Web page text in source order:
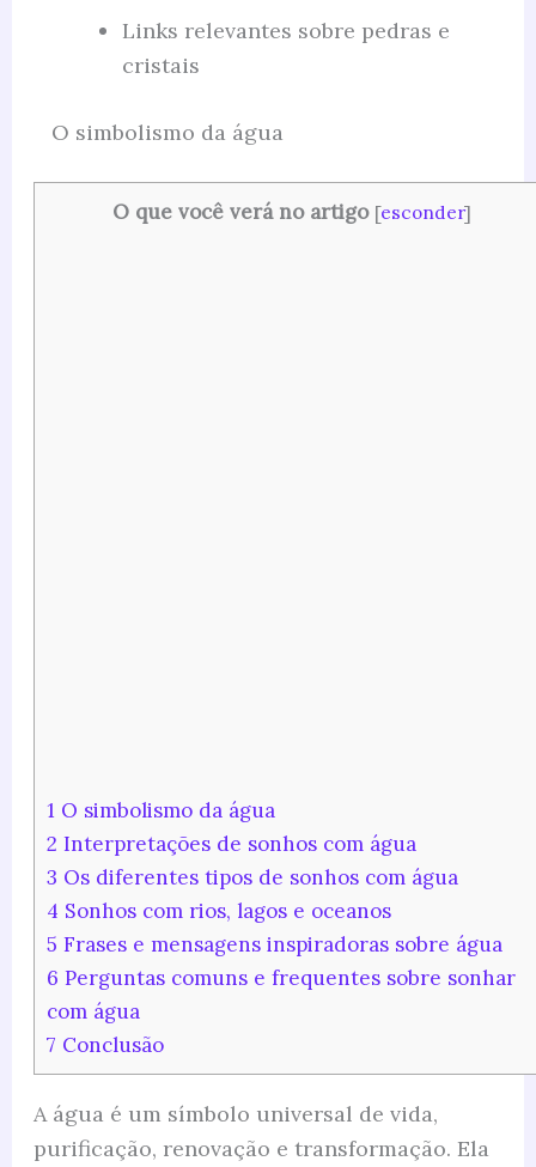
Links relevantes sobre pedras e
cristais
O simbolismo da água
O que você verá no artigo [esconder]
1O simbolismo da água
2 Interpretações de sonhos com água
3 Os diferentes tipos de sonhos com água
4 Sonhos com rios, lagos e oceanos
5 Frases e mensagens inspiradoras sobre água
6 Perguntas comuns e frequentes sobre sonhar
com água
7 Conclusão
A água é um símbolo universal de vida,
purificação, renovação e transformação. Ela